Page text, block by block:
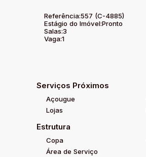
Referência:557 (C-4885)
Estágio do Imóvel:Pronto
Salas:3
Vaga:1
Serviços Próximos
Açougue
Lojas
Estrutura
Copa
Área de Serviço